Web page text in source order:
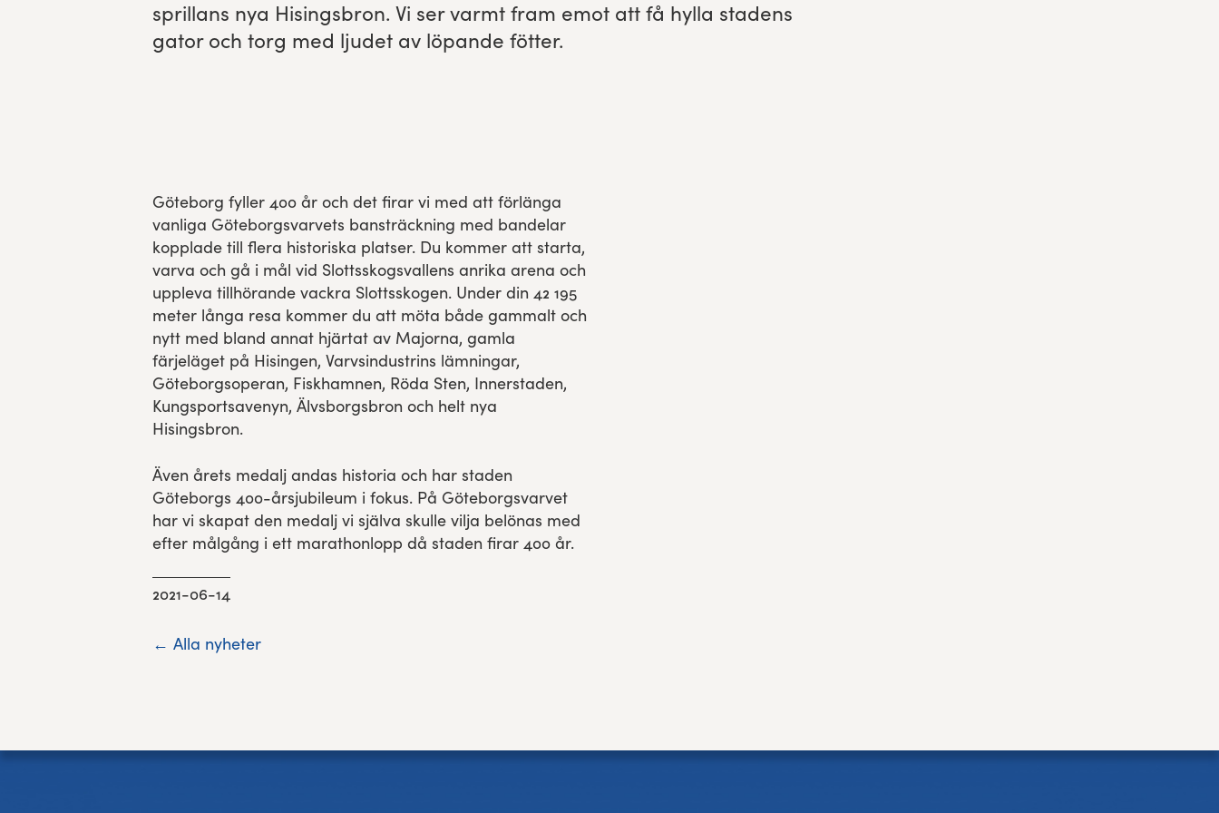
spril­lans nya His­ings­bron. Vi ser varmt fram emot att få hyl­la stadens
gator och torg med ljudet av löpande fötter.
Göteborg fyller 400 år och det firar vi med att förlänga
vanliga Göteborgsvarvets bansträckning med bandelar
kopplade till flera historiska platser. Du kommer att starta,
varva och gå i mål vid Slottsskogsvallens anrika arena och
uppleva tillhörande vackra Slottsskogen. Under din 42 195
meter långa resa kommer du att möta både gammalt och
nytt med bland annat hjärtat av Majorna, gamla
färjeläget på Hisingen, Varvsindustrins lämningar,
Göteborgsoperan, Fiskhamnen, Röda Sten, Innerstaden,
Kungsportsavenyn, Älvsborgsbron och helt nya
Hisingsbron.
Även årets medalj andas historia och har staden
Göteborgs 400-årsjubileum i fokus. På Göteborgsvarvet
har vi skapat den medalj vi själva skulle vilja belönas med
efter målgång i ett marathonlopp då staden firar 400 år.
2021-06-14
← Alla nyheter